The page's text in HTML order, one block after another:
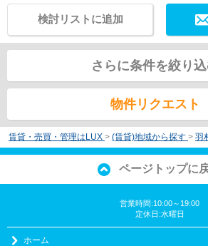
検討リストに追加
さらに条件を絞り
物件リクエスト
賃貸・売買・管理はLUX > (賃貸)地域から探す > 羽
ページトップに
営業時間:10:00～19:00
定休日:水曜日
ホーム